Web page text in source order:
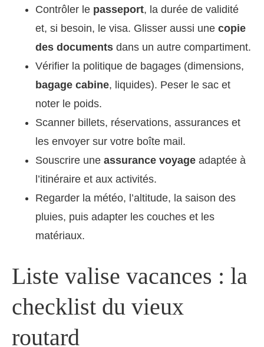
Contrôler le passeport, la durée de validité
et, si besoin, le visa. Glisser aussi une copie
des documents dans un autre compartiment.
Vérifier la politique de bagages (dimensions,
bagage cabine, liquides). Peser le sac et
noter le poids.
Scanner billets, réservations, assurances et
les envoyer sur votre boîte mail.
Souscrire une assurance voyage adaptée à
l’itinéraire et aux activités.
Regarder la météo, l’altitude, la saison des
pluies, puis adapter les couches et les
matériaux.
Liste valise vacances : la
checklist du vieux
routard